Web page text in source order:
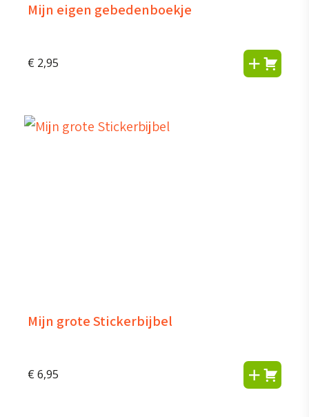
Mijn eigen gebedenboekje
€ 2,95
Mijn grote Stickerbijbel
€ 6,95